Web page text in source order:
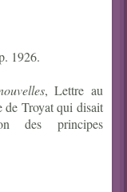
1926.
, Lettre au
de Troyat qui disait
des principes